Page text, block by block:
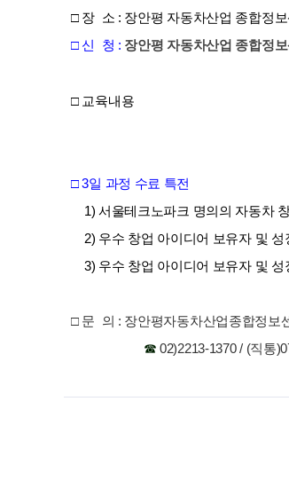
□ 장 소 : 장안평 자동차산업 종합정
□ 신
청 : 장안평 자동차산업 종합정
□ 교육내용
□ 3일 과정 수료 특전
1) 서울테크노파크 명의의 자동차
2) 우수 창업 아이디어 보유자 및 성
3) 우수 창업 아이디어 보유자 및 성
□ 문 의 : 장안평자동차산업종합정보
☎ 02)2213-1370 / (직통